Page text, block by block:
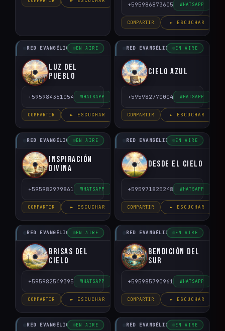
+595986873605 WHATSAPP
COMPARTIR ► ESCUCHAR
RED EVANGÉLICO DEL PARAGUAY
EN AIRE
Luz del
pueblo
+595984361054 WHATSAPP
COMPARTIR ► ESCUCHAR
RED EVANGÉLICO DEL PARAGUAY
EN AIRE
Cielo Azul
+595982770004 WHATSAPP
COMPARTIR ► ESCUCHAR
RED EVANGÉLICO DEL PARAGUAY
EN AIRE
Inspiración
Divina
+595982979861 WHATSAPP
COMPARTIR ► ESCUCHAR
RED EVANGÉLICO DEL PARAGUAY
EN AIRE
Desde el Cielo
+595971825248 WHATSAPP
COMPARTIR ► ESCUCHAR
RED EVANGÉLICO DEL PARAGUAY
EN AIRE
Brisas del
Cielo
+595982549395 WHATSAPP
COMPARTIR ► ESCUCHAR
RED EVANGÉLICO DEL PARAGUAY
EN AIRE
Bendición del
Sur
+595985790961 WHATSAPP
COMPARTIR ► ESCUCHAR
RED EVANGÉLICO DEL PARAGUAY
EN AIRE RED EVANGÉLICO DEL PARAGUAY
EN AIRE